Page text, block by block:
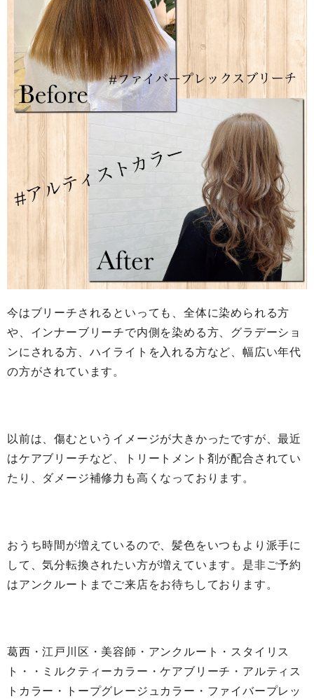
今はブリーチされるといっても、全体に染められる方
や、インナーブリーチで内側を染める方、グラデーショ
ンにされる方、ハイライトを入れる方など、幅広い年代
の方がされています。
以前は、傷むというイメージが大きかったですが、最近
はケアブリーチなど、トリートメント剤が配合されてい
たり、ダメージ補修力も高くなっております。
おうち時間が増えているので、髪色をいつもより派手に
して、気分転換されたい方が増えています。是非ご予約
はアンクルートまでご来店をお待ちしております。
葛西・江戸川区・美容師・アンクルート・スタイリス
ト・・ミルクティーカラー・ケアブリーチ・アルティス
トカラー・トープグレージュカラー・ファイバープレッ